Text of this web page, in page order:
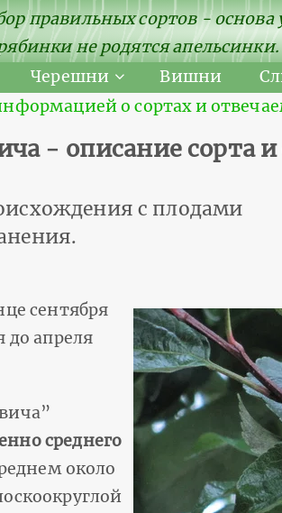
правильных сортов - основа
не родятся апельсинки.
Черешни Вишни
о сортах и
- описание сорта
с плодами
сентября
до апреля
среднего
около